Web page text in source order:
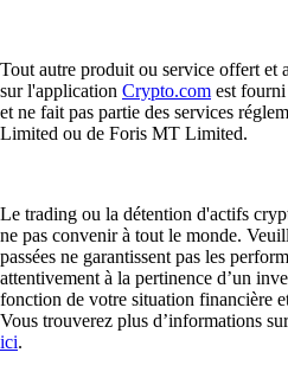
Tout autre produit ou service offert et
sur l'application Crypto.com est
et ne fait pas partie des services
Limited ou de Foris MT Limited.
Le trading ou la détention d'actifs
ne pas convenir à tout le monde.
passées ne garantissent pas les
attentivement à la pertinence d’un
fonction de votre situation financière
Vous trouverez plus d’informations
ici.